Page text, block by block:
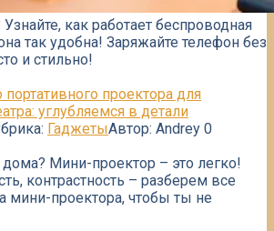
как работает беспроводная
так удобна! Заряжайте телефон без
и стильно!
проектора для
углубляемся в детали
ГаджетыАвтор: Andrey 0
Мини-проектор – это легко!
контрастность – разберем все
мини-проектора, чтобы ты не